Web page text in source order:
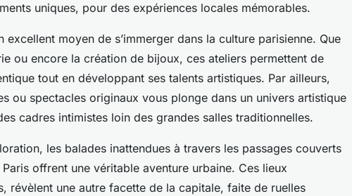
uniques, pour des expériences locales mémorables.
excellent moyen de s’immerger dans la culture parisienne. Que
ou encore la création de bijoux, ces ateliers permettent de
tout en développant ses talents artistiques. Par ailleurs,
ou spectacles originaux vous plonge dans un univers artistique
cadres intimistes loin des grandes salles traditionnelles.
les balades inattendues à travers les passages couverts
offrent une véritable aventure urbaine. Ces lieux
révèlent une autre facette de la capitale, faite de ruelles